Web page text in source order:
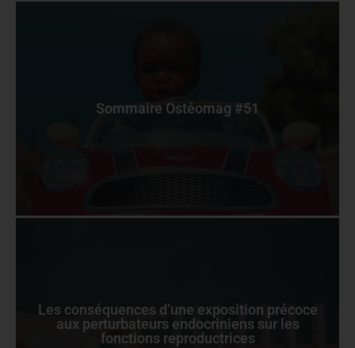
Sommaire Ostéomag #51
Les conséquences d’une exposition précoce
aux perturbateurs endocriniens sur les
fonctions reproductrices